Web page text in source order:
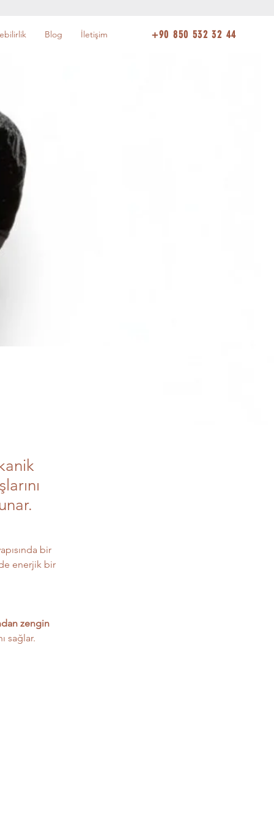
+90 850 532 32 44
Blog İletişim
bir
enerjik bir
zengin
sağlar.